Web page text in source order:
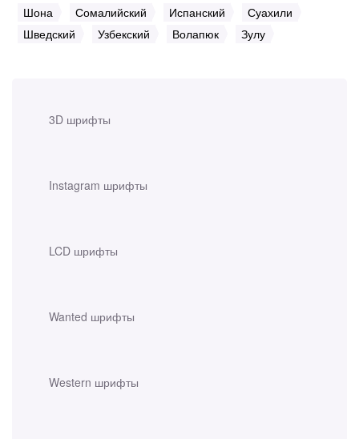
3D шрифты
Instagram шрифты
LCD шрифты
Wanted шрифты
Western шрифты
Шона
Сомалийский Испанский
Суахили
Шведский
Узбекский Волапюк Зулу